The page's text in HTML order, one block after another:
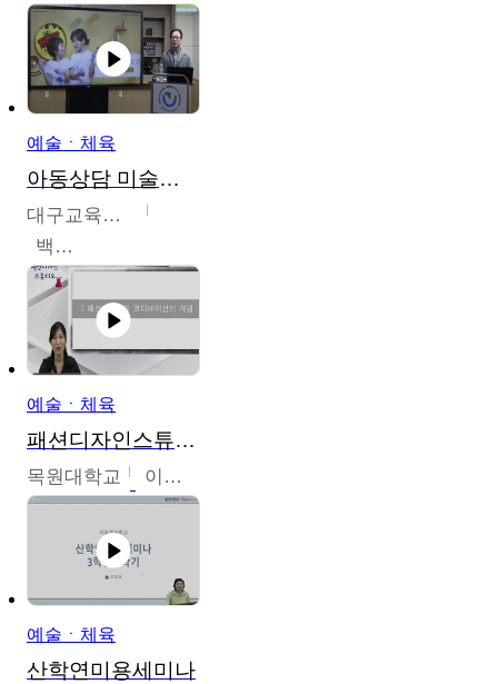
예술ㆍ체육
아동상담 미술치료
대구교육대학교
백중열
예술ㆍ체육
패션디자인스튜디오
목원대학교 이건희
예술ㆍ체육
산학연미용세미나